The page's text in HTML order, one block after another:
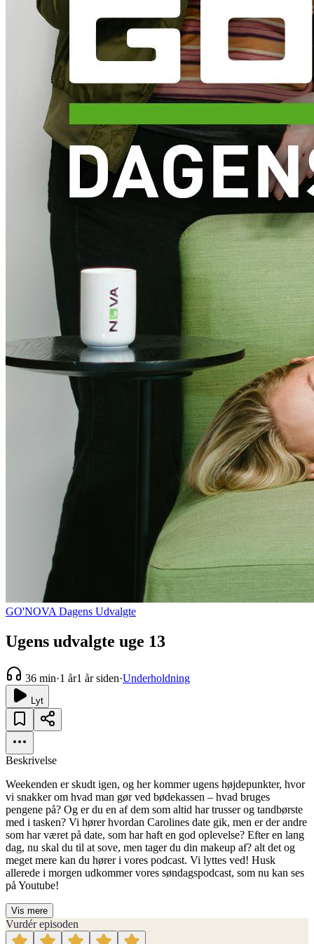
GO'NOVA Dagens Udvalgte
Ugens udvalgte uge 13
36 min·1 år1 år siden·Underholdning
Lyt
Beskrivelse
Weekenden er skudt igen, og her kommer ugens højdepunkter, hvor
vi snakker om hvad man gør ved bødekassen – hvad bruges
pengene på? Og er du en af dem som altid har trusser og tandbørste
med i tasken? Vi hører hvordan Carolines date gik, men er der andre
som har været på date, som har haft en god oplevelse? Efter en lang
dag, nu skal du til at sove, men tager du din makeup af? alt det og
meget mere kan du hører i vores podcast. Vi lyttes ved! Husk
allerede i morgen udkommer vores søndagspodcast, som nu kan ses
på Youtube!
Vis mere
Vurdér episoden